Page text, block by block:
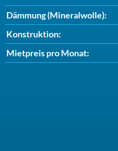
Dämmung (Mineralwolle):
Konstruktion:
Mietpreis pro Monat: